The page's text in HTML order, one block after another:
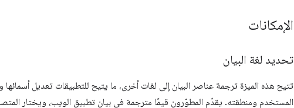
الإمكانات
تحديد لغة البيان
تتيح هذه الميزة ترجمة عناصر البيان إلى لغات أخرى، ما يتيح للتطبيقات تعديل
المستخدم ومنطقته. يقدّم المطوّرون قيمًا مترجمة في بيان تطبيق الويب، ويختار المتصفّح